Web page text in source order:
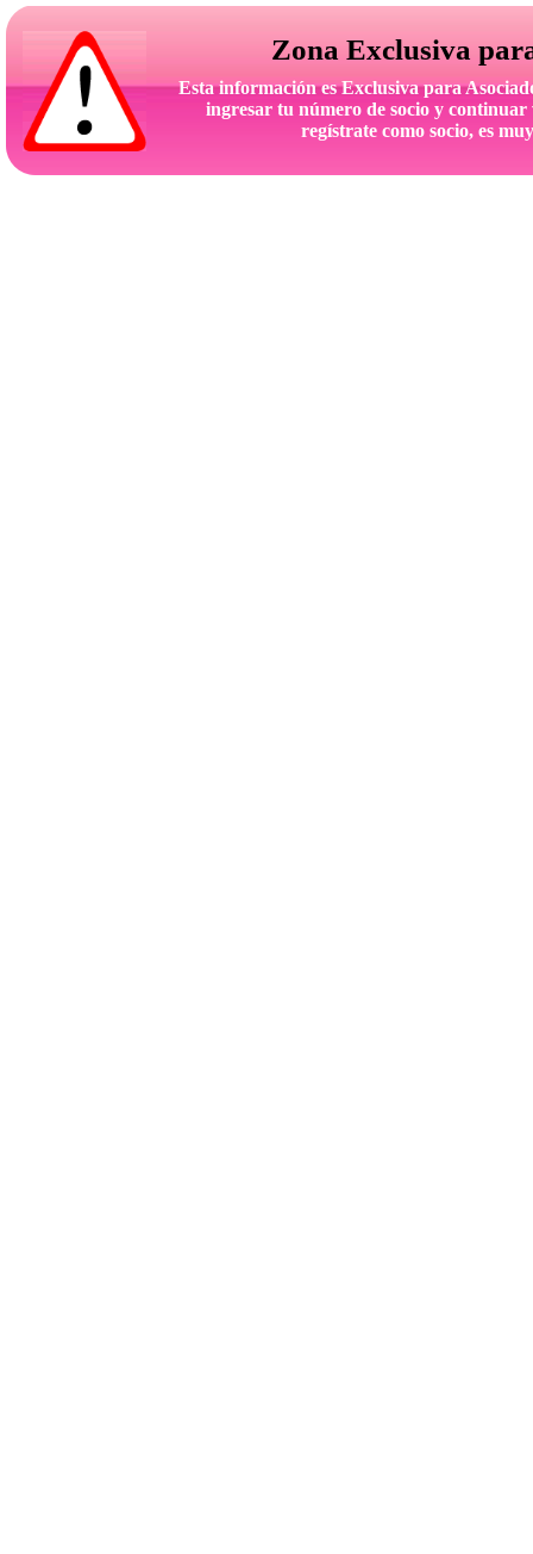
Esta información es Exclusiva para
ingresar tu número de socio y
regístrate como socio, es
Zona Exclusiva